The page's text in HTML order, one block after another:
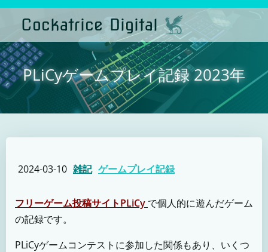
テ
ン
ツ
へ
ス
キ
ッ
プ
Cockatrice Digital
PLiCyゲームプレイ記録 2023年
2024-03-10 雑記 ゲームプレイ記録
フリーゲーム投稿サイトPLiCy で個人的に遊んだゲーム
の記録です。
PLiCyゲームコンテストに参加した関係もあり、いくつ